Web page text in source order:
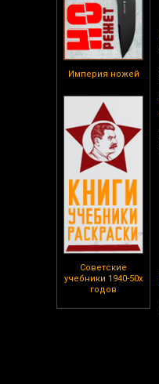
Империя ножей
Советские
учебники 1940-50х
годов